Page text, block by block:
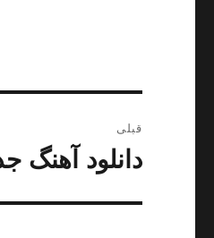
نوشته
قبلی
نوشته
دانلود آهنگ